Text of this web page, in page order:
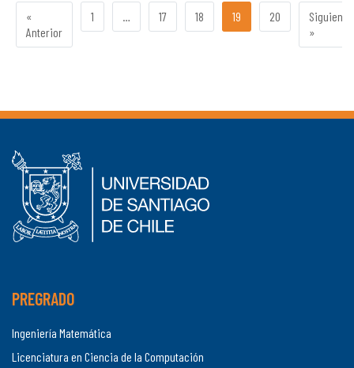
«
Anterior
1 … 17 18 19 20
Siguiente
»
PREGRADO
Ingeniería Matemática
Licenciatura en Ciencia de la Computación